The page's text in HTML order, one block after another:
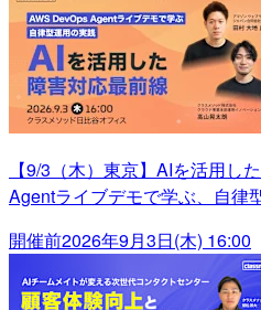
【9/3（木）東京】AIを活用し
Agentライブデモで学ぶ、自律
開催前2026年9月3日(木) 16:00